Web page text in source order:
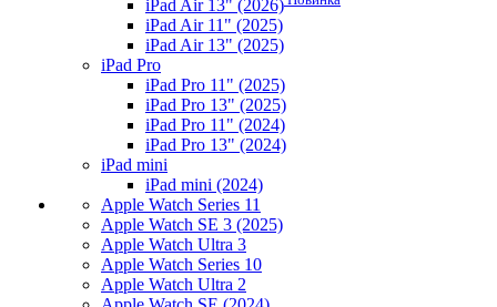
iPad Air 13" (2026)
iPad Air 11" (2025)
iPad Air 13" (2025)
iPad Pro
iPad Pro 11" (2025)
iPad Pro 13" (2025)
iPad Pro 11" (2024)
iPad Pro 13" (2024)
iPad mini
iPad mini (2024)
Apple Watch Series 11
Apple Watch SE 3 (2025)
Apple Watch Ultra 3
Apple Watch Series 10
Apple Watch Ultra 2